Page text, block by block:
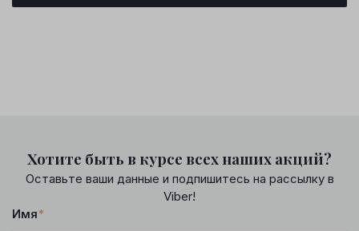
Хотите быть в курсе всех наших акций?
Оставьте ваши данные и подпишитесь на рассылку в
Viber!
Имя*